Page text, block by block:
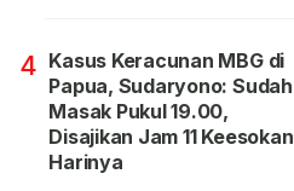
4 Kasus Keracunan MBG di
Papua, Sudaryono: Sudah
Masak Pukul 19.00,
Disajikan Jam 11 Keesokan
Harinya